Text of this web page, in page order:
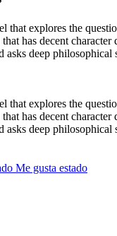
that explores the
has decent character
deep philosophical
that explores the
has decent character
deep philosophical
Me gusta estado